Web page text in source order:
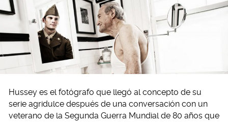
Hussey es el fotógrafo que llegó al concepto de su
serie agridulce después de una conversación con un
veterano de la Segunda Guerra Mundial de 80 años que